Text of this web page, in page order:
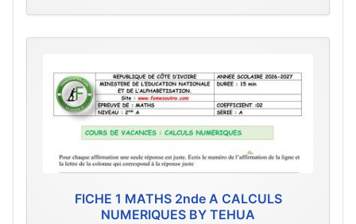
FICHE 1 MATHS 2nde A CALCULS
NUMERIQUES BY TEHUA